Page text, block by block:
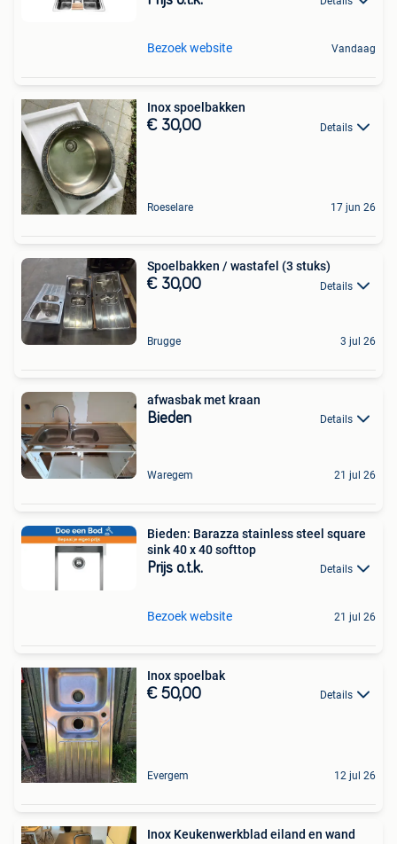
Bezoek website Vandaag
Inox spoelbakken
€ 30,00 Details
Roeselare 17 jun 26
Spoelbakken / wastafel (3 stuks)
€ 30,00 Details
Brugge 3 jul 26
afwasbak met kraan
Bieden Details
Waregem 21 jul 26
Bieden: Barazza stainless steel square
sink 40 x 40 softtop
Prijs o.t.k. Details
Bezoek website 21 jul 26
Inox spoelbak
€ 50,00 Details
Evergem 12 jul 26
Inox Keukenwerkblad eiland en wand